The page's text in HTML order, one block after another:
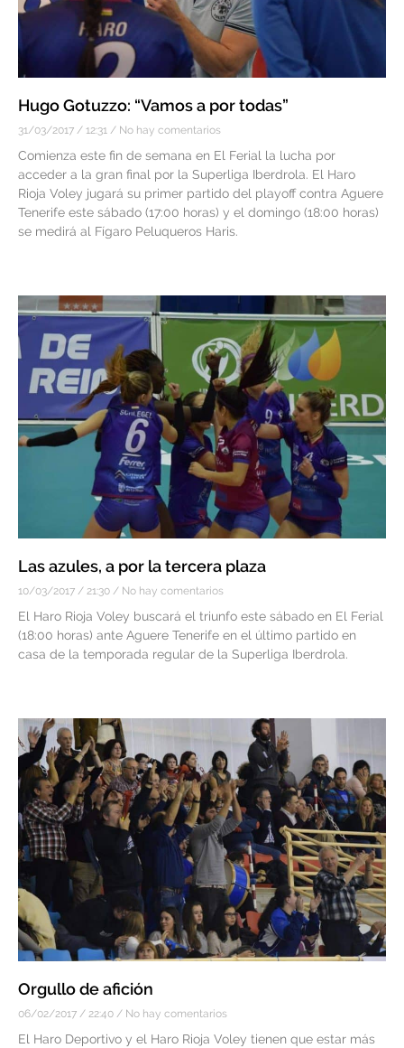
Hugo Gotuzzo: “Vamos a por todas”
31/03/2017 12:31 No hay comentarios
Comienza este fin de semana en El Ferial la lucha por
acceder a la gran final por la Superliga Iberdrola. El Haro
Rioja Voley jugará su primer partido del playoff contra Aguere
Tenerife este sábado (17:00 horas) y el domingo (18:00 horas)
se medirá al Fígaro Peluqueros Haris.
Las azules, a por la tercera plaza
10/03/2017 21:30 No hay comentarios
El Haro Rioja Voley buscará el triunfo este sábado en El Ferial
(18:00 horas) ante Aguere Tenerife en el último partido en
casa de la temporada regular de la Superliga Iberdrola.
Orgullo de afición
06/02/2017 22:40 No hay comentarios
El Haro Deportivo y el Haro Rioja Voley tienen que estar más